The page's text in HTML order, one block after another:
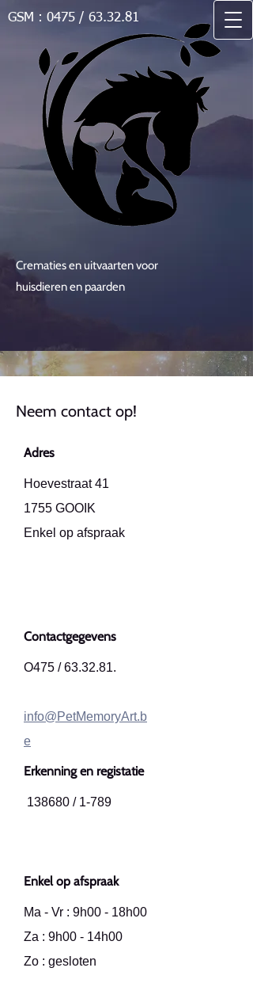
Crematies en uitvaarten voor
huisdieren en paarden
GSM : 0475 / 63.32.81
Neem contact op!
Adres
Hoevestraat 41
1755 GOOIK
Enkel op afspraak
Contactgegevens
O475 / 63.32.81.
info@PetMemoryArt.b
e
Erkenning en registatie
138680 / 1-789
Enkel op afspraak
Ma - Vr : 9h00 - 18h00
Za : 9h00 - 14h00
Zo : gesloten